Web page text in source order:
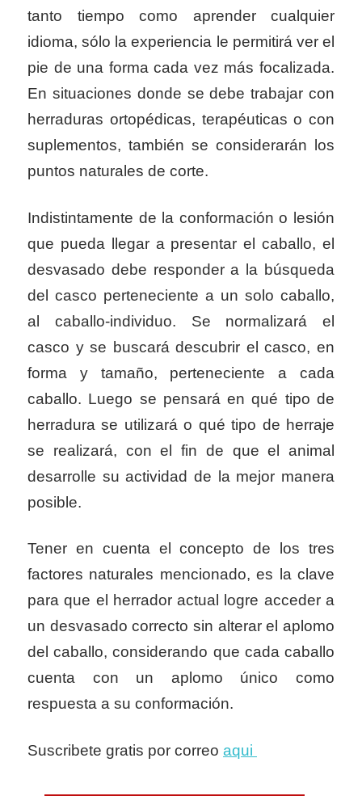
tanto tiempo como aprender cualquier
idioma, sólo la experiencia le permitirá ver el
pie de una forma cada vez más focalizada.
En situaciones donde se debe trabajar con
herraduras ortopédicas, terapéuticas o con
suplementos, también se considerarán los
puntos naturales de corte.
Indistintamente de la conformación o lesión
que pueda llegar a presentar el caballo, el
desvasado debe responder a la búsqueda
del casco perteneciente a un solo caballo,
al caballo-individuo. Se normalizará el
casco y se buscará descubrir el casco, en
forma y tamaño, perteneciente a cada
caballo. Luego se pensará en qué tipo de
herradura se utilizará o qué tipo de herraje
se realizará, con el fin de que el animal
desarrolle su actividad de la mejor manera
posible.
Tener en cuenta el concepto de los tres
factores naturales mencionado, es la clave
para que el herrador actual logre acceder a
un desvasado correcto sin alterar el aplomo
del caballo, considerando que cada caballo
cuenta con un aplomo único como
respuesta a su conformación.
Suscribete gratis por correo aqui